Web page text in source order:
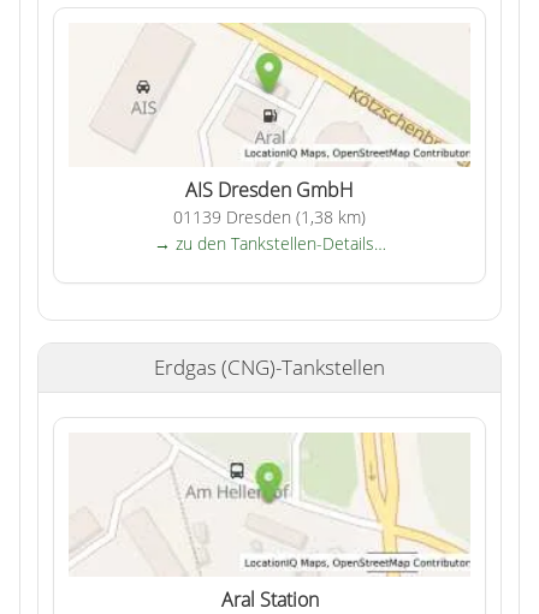
AIS Dresden GmbH
01139 Dresden (1,38 km)
→ zu den Tankstellen-Details…
Erdgas (CNG)-Tankstellen
Aral Station